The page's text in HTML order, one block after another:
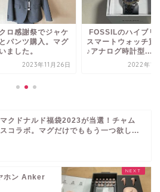
ロ感謝祭でジャケ
パンツ購入。マグ
ました。
2023年11月26日
FOSSILのハイブリ
スマートウォッチ買
♪アナログ時計型...
2022年12
マクドナルド福袋2023が当選！チャム
スコラボ。マグだけでももう一つ欲し...
ホン Anker